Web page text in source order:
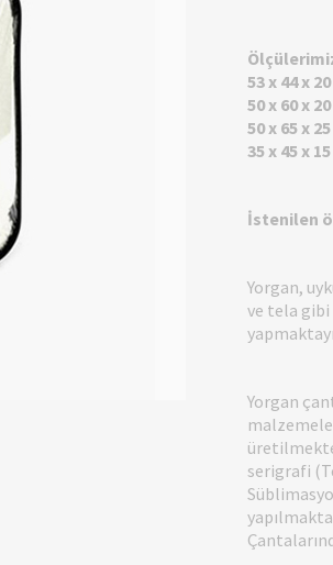
53 x 44 x
50 x 60 x
50 x 65 x
35 x 45 x
İstenilen
Yorgan,
ve tela gibi
Yorgan
serigrafi